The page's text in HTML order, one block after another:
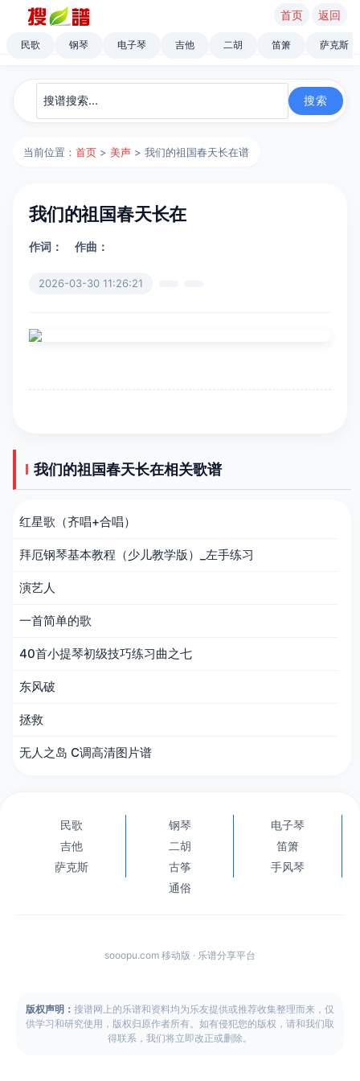
首页 返回
民歌 钢琴 电子琴 吉他 二胡 笛箫 萨克斯
当前位置：首页 >美声 > 我们的祖国春天长在谱
我们的祖国春天长在
作词： 作曲：
2026-03-30 11:26:21
我们的祖国春天长在相关歌谱
红星歌（齐唱+合唱）
拜厄钢琴基本教程（少儿教学版）_左手练习
演艺人
一首简单的歌
40首小提琴初级技巧练习曲之七
东风破
拯救
无人之岛 C调高清图片谱
民歌 钢琴
电子琴
吉他
二胡
笛箫
萨克斯
古筝
手风琴
通俗
sooopu.com 移动版 · 乐谱分享平台
版权声明： 搜谱网上的乐谱和资料均为乐友提供或推荐收集整理而来，仅
供学习和研究使用，版权归原作者所有。如有侵犯您的版权，请和我们取
得联系，我们将立即改正或删除。